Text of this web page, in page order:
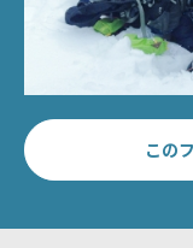
この